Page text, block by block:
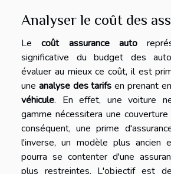
Analyser le coût des
Lecoût assurance auto
significative du budget des
évaluer au mieux ce coût, il est
une analyse des tarifs en prenant
véhicule. En effet, une voiture
gamme nécessitera une
conséquent, une prime
l'inverse, un modèle plus ancien
pourra se contenter d'une
plus restreintes. L'objectif est